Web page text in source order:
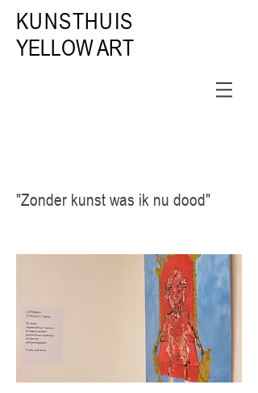
KUNSTHUIS
YELLOW ART
"Zonder kunst was ik nu dood"